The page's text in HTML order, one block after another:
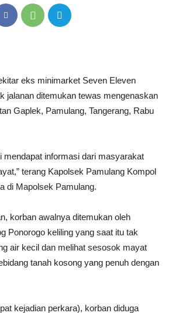
eks minimarket Seven Eleven
jalanan ditemukan tewas mengenaskan
Gaplek, Pamulang, Tangerang, Rabu
mendapat informasi dari masyarakat
terang Kapolsek Pamulang Kompol
di Mapolsek Pamulang.
korban awalnya ditemukan oleh
Ponorogo keliling yang saat itu tak
air kecil dan melihat sesosok mayat
tanah kosong yang penuh dengan
kejadian perkara), korban diduga